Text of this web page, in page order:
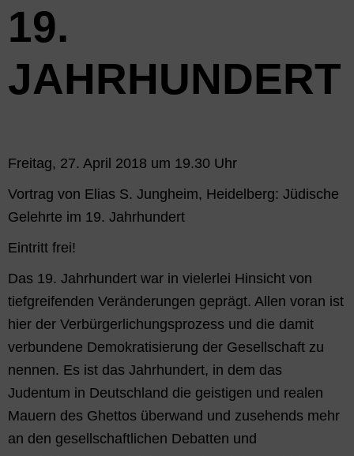
19.
JAHRHUNDERT
Freitag, 27. April 2018 um 19.30 Uhr
Vortrag von Elias S. Jungheim, Heidelberg: Jüdische
Gelehrte im 19. Jahrhundert
Eintritt frei!
Das 19. Jahrhundert war in vielerlei Hinsicht von
tiefgreifenden Veränderungen geprägt. Allen voran ist
hier der Verbürgerlichungsprozess und die damit
verbundene Demokratisierung der Gesellschaft zu
nennen. Es ist das Jahrhundert, in dem das
Judentum in Deutschland die geistigen und realen
Mauern des Ghettos überwand und zusehends mehr
an den gesellschaftlichen Debatten und